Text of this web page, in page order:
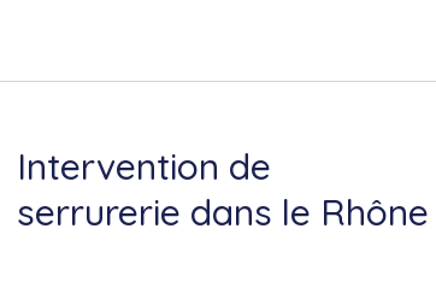
Intervention de
serrurerie dans le Rhône